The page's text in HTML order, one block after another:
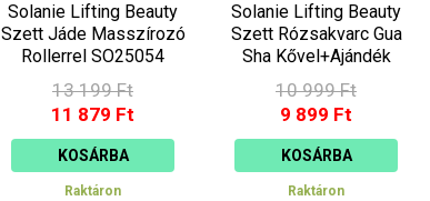
Solanie Lifting Beauty
Szett Jáde Masszírozó
Rollerrel SO25054
13 199 Ft
11 879 Ft
KOSÁRBA
Raktáron
Solanie Lifting Beauty
Szett Rózsakvarc Gua
Sha Kővel+Ajándék
Törölköző SO25057
10 999 Ft
9 899 Ft
KOSÁRBA
Raktáron